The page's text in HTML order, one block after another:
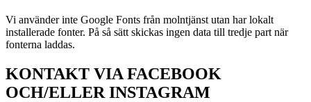
Vi använder inte Google Fonts från molntjänst utan har lokalt
installerade fonter. På så sätt skickas ingen data till tredje part när
fonterna laddas.
KONTAKT VIA FACEBOOK
OCH/ELLER INSTAGRAM